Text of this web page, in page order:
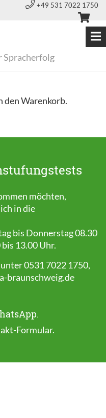
+49 531 7022 1750
Spracherfolg
den Warenkorb.
möchten,
in die
bis Donnerstag 08.30
13.00 Uhr.
0531 7022 1750,
braunschweig.de
Formular.